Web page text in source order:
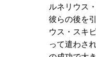
ルネリウス
彼らの後を
ウス・スキ
って遣わさ